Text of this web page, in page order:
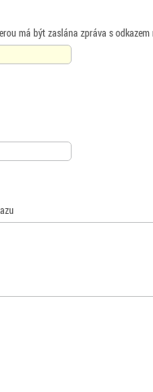
má být zaslána zpráva s